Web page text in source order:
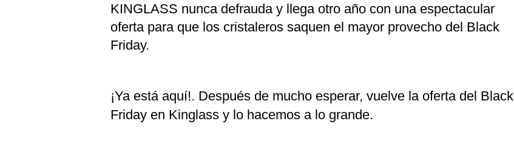
KINGLASS nunca defrauda y llega otro año con una espectacular
oferta para que los cristaleros saquen el mayor provecho del Black
Friday.
¡Ya está aquí!. Después de mucho esperar, vuelve la oferta del Black
Friday en Kinglass y lo hacemos a lo grande.